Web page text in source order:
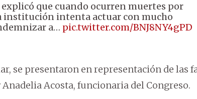
explicó que cuando ocurren muertes por
institución intenta actuar con mucho
a… pic.twitter.com/BNJ8NY4gPD
se presentaron en representación de las
Acosta, funcionaria del Congreso.